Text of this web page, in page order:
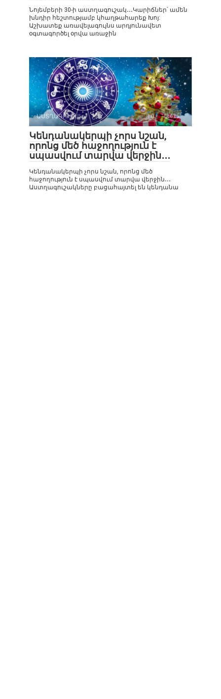
Նոյեմբերի 30-ի աստղագուշակ․․․Կարիճներ՝ ամեն
խնդիր հեշտությամբ կհաղթահարեք Խոյ:
Աշխատեք առավելագույնս արդյունավետ
օգտագործել օրվա առաջին
ԱՍՏՂԱԳՈՒՇԱԿ 0 475
Կենդանակերպի չորս նշան,
որոնց մեծ հաջողություն է
սպասվում տարվա վերջին․․․
Կենդանակերպի չորս նշան, որոնց մեծ
հաջողություն է սպասվում տարվա վերջին․․․
Աստղագուշակները բացահայտել են կենդանա